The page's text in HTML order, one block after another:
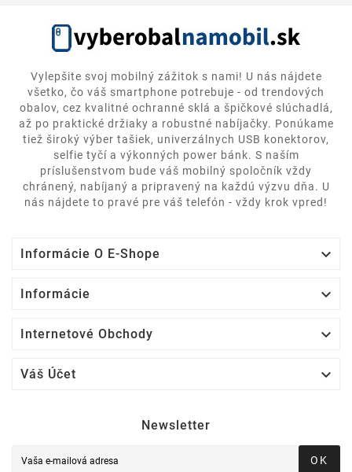
Vylepšite svoj mobilný zážitok s nami! U nás nájdete
všetko, čo váš smartphone potrebuje - od trendových
obalov, cez kvalitné ochranné sklá a špičkové slúchadlá,
až po praktické držiaky a robustné nabíjačky. Ponúkame
tiež široký výber tašiek, univerzálnych USB konektorov,
selfie tyčí a výkonných power bánk. S naším
príslušenstvom bude váš mobilný spoločník vždy
chránený, nabíjaný a pripravený na každú výzvu dňa. U
nás nájdete to pravé pre váš telefón - vždy krok vpred!
Informácie O E-Shope 
Informácie 
Internetové Obchody 
Váš Účet 
Newsletter
OK